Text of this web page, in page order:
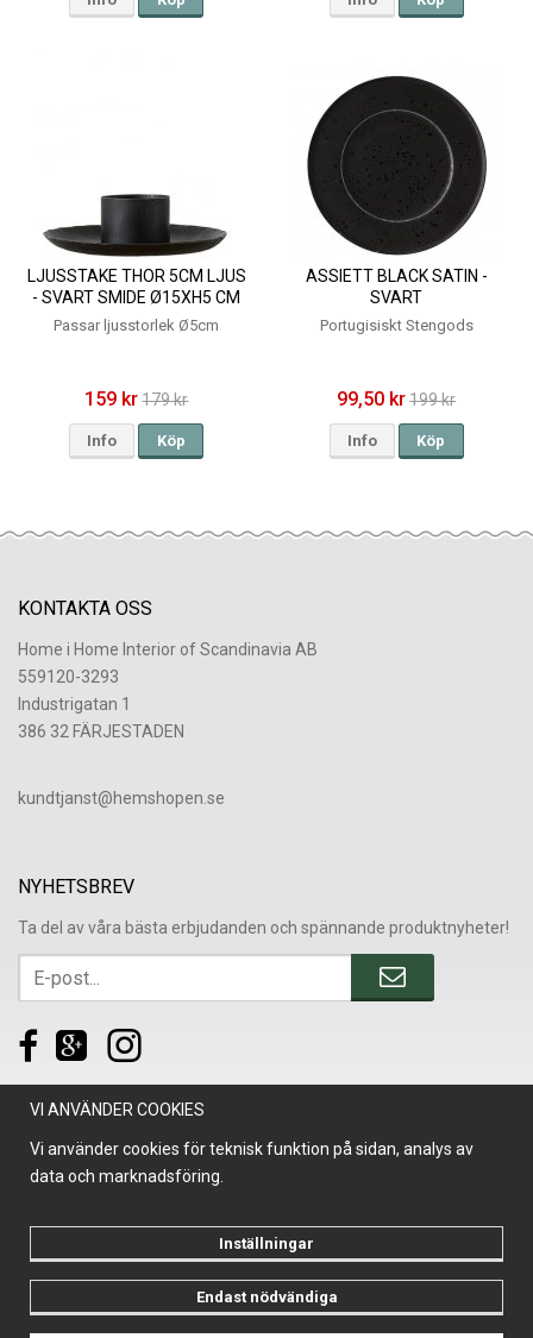
LJUSSTAKE THOR 5CM LJUS
- SVART SMIDE Ø15XH5 CM
Passar ljusstorlek Ø5cm
159 kr 179 kr
Info Köp
ASSIETT BLACK SATIN -
SVART
Portugisiskt Stengods
99,50 kr199 kr
Info Köp
KONTAKTA OSS
Home i Home Interior of Scandinavia AB
559120-3293
Industrigatan 1
386 32 FÄRJESTADEN
​kundtjanst@hemshopen.se
NYHETSBREV
Ta del av våra bästa erbjudanden och spännande produktnyheter!
Drift & produktion:Wikinggruppen
VI ANVÄNDER COOKIES
Vi använder cookies för teknisk funktion på sidan, analys av
data och marknadsföring.
Inställningar
Endast nödvändiga